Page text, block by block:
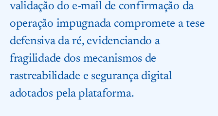
validação do e-mail de confirmação da
operação impugnada compromete a tese
defensiva da ré, evidenciando a
fragilidade dos mecanismos de
rastreabilidade e segurança digital
adotados pela plataforma.